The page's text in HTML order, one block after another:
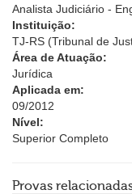
Analista Judiciário -
Instituição:
TJ-RS (Tribunal de
Área de Atuação:
Jurídica
Aplicada em:
09/2012
Nível:
Superior Completo
Provas